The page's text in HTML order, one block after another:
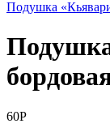
Подушка
60Р